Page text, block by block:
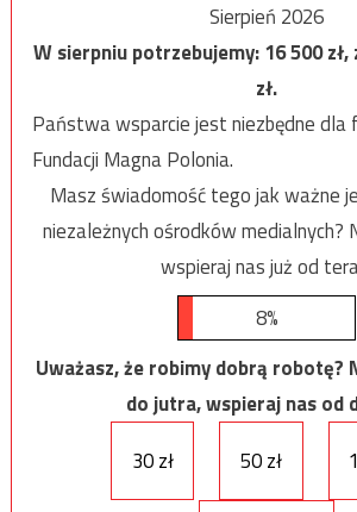
Sierpień 2026
W sierpniu potrzebujemy:16 500
zł.
Państwa wsparcie jest niezbędne dla
Fundacji Magna Polonia.
Masz świadomość tego jak ważne
niezależnych ośrodków medialnych?
wspieraj nas już od
8%
Uważasz, że robimy dobrą robotę?
do jutra, wspieraj nas od
30 zł
50 zł